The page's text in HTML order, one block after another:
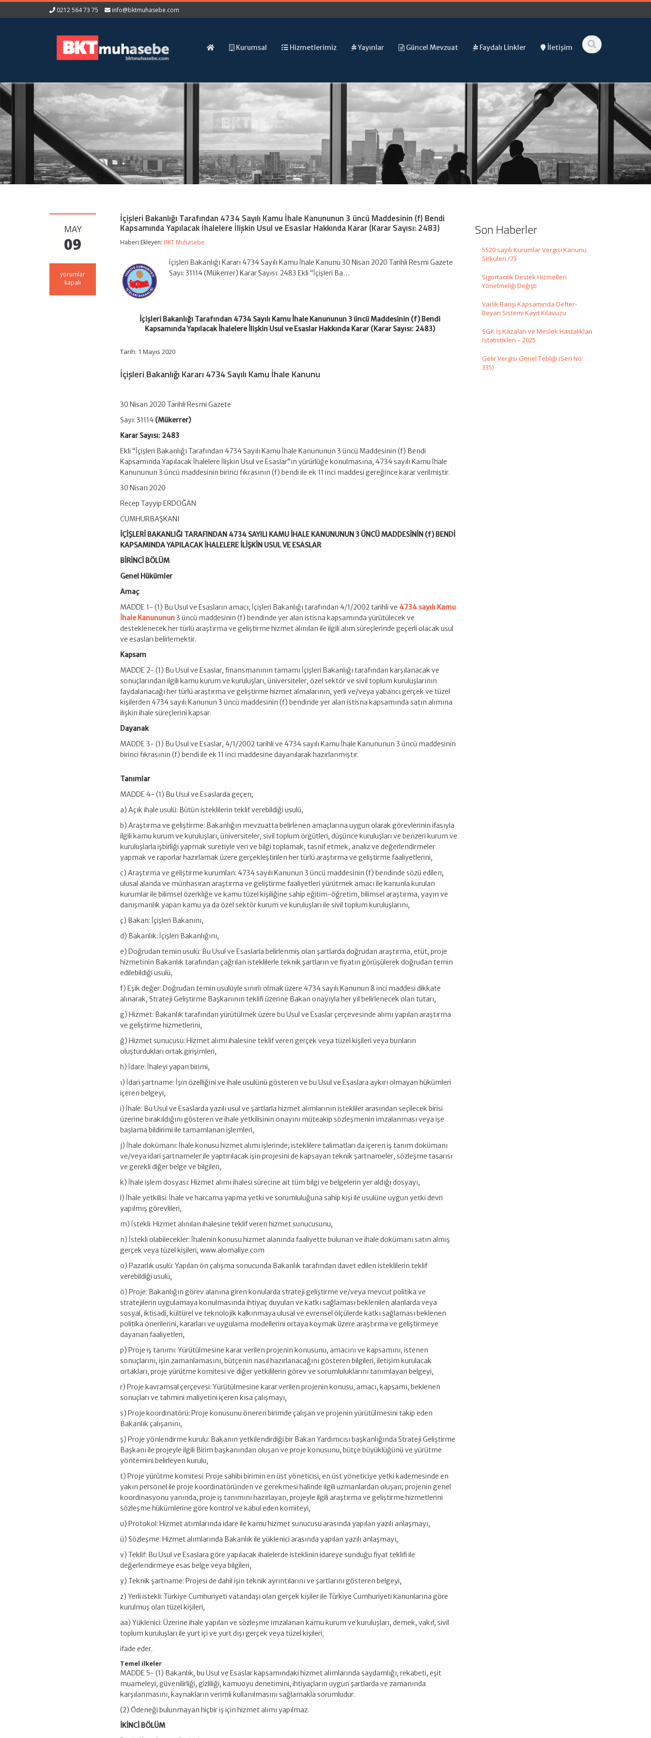
0212 564 73 75 info@bktmuhasebe.com
Kurumsal Hizmetlerimiz Yayınlar Güncel Mevzuat Faydalı Linkler İletişim
MAY
09
İçişleri
Bakanlığı
yorumlar
kapalı
İçişleri Bakanlığı Tarafından 4734 Sayılı Kamu İhale Kanununun 3 üncü Maddesinin (f) Bendi
Kapsamında Yapılacak İhalelere İlişkin Usul ve Esaslar Hakkında Karar (Karar Sayısı: 2483)
Haberi Ekleyen: BKT Muhasebe
İçişleri Bakanlığı Kararı 4734 Sayılı Kamu İhale Kanunu 30 Nisan 2020 Tarihli Resmi Gazete
Sayı: 31114 (Mükerrer) Karar Sayısı: 2483 Ekli “İçişleri Ba…
İçişleri Bakanlığı Tarafından 4734 Sayılı Kamu İhale Kanununun 3 üncü Maddesinin (f) Bendi
Kapsamında Yapılacak İhalelere İlişkin Usul ve Esaslar Hakkında Karar (Karar Sayısı: 2483)
Tarih: 1 Mayıs 2020
İçişleri Bakanlığı Kararı 4734 Sayılı Kamu İhale Kanunu
30 Nisan 2020 Tarihli Resmi Gazete
Sayı: 31114 (Mükerrer)
Karar Sayısı: 2483
Ekli “İçişleri Bakanlığı Tarafından 4734 Sayılı Kamu İhale Kanununun 3 üncü Maddesinin (f) Bendi
Kapsamında Yapılacak İhalelere İlişkin Usul ve Esaslar”ın yürürlüğe konulmasına, 4734 sayılı Kamu İhale
Kanununun 3 üncü maddesinin birinci fıkrasının (f) bendi ile ek 11 inci maddesi gereğince karar verilmiştir.
30 Nisan 2020
Recep Tayyip ERDOĞAN
CUMHURBAŞKANI
İÇİŞLERİ BAKANLIĞI TARAFINDAN 4734 SAYILI KAMU İHALE KANUNUNUN 3 ÜNCÜ MADDESİNİN (f) BENDİ
KAPSAMINDA YAPILACAK İHALELERE İLİŞKİN USUL VE ESASLAR
BİRİNCİ BÖLÜM
Genel Hükümler
Amaç
MADDE 1- (1) Bu Usul ve Esasların amacı; İçişleri Bakanlığı tarafından 4/1/2002 tarihli ve 4734 sayılı Kamu
İhale Kanununun3 üncü maddesinin (f) bendinde yer alan istisna kapsamında yürütülecek ve
desteklenecek her türlü araştırma ve geliştirme hizmet alınılan ile ilgili alım süreçlerinde geçerli olacak usul
ve esasları belirlemektir.
Kapsam
MADDE 2- (1) Bu Usul ve Esaslar, finansmanının tamamı İçişleri Bakanlığı tarafından karşılanacak ve
sonuçlarından ilgili kamu kurum ve kuruluşları, üniversiteler, özel sektör ve sivil toplum kuruluşlarının
faydalanacağı her türlü araştırma ve geliştirme hizmet almalarının, yerli ve/veya yabancı gerçek ve tüzel
kişilerden 4734 sayılı Kanunun 3 üncü maddesinin (f) bendinde yer alan istisna kapsamında satın alımına
ilişkin ihale süreçlerini kapsar.
Dayanak
MADDE 3- (1) Bu Usul ve Esaslar, 4/1/2002 tarihli ve 4734 sayılı Kamu İhale Kanununun 3 üncü maddesinin
birinci fıkrasının (f) bendi ile ek 11 inci maddesine dayanılarak hazırlanmıştır.
Tanımlar
MADDE 4- (1) Bu Usul ve Esaslarda geçen;
a) Açık ihale usulü: Bütün isteklilerin teklif verebildiği usulü,
b) Araştırma ve geliştirme: Bakanlığın mevzuatta belirlenen amaçlarına uygun olarak görevlerinin ifasıyla
ilgili kamu kurum ve kuruluşları, üniversiteler, sivil toplum örgütleri, düşünce kuruluşları ve benzeri kurum ve
kuruluşlarla işbirliği yapmak suretiyle veri ve bilgi toplamak, tasnif etmek, analiz ve değerlendirmeler
yapmak ve raporlar hazırlamak üzere gerçekleştirilen her türlü araştırma ve geliştirme faaliyetlerini,
c) Araştırma ve geliştirme kurumlan: 4734 sayılı Kanunun 3 üncü maddesinin (f) bendinde sözü edilen;
ulusal alanda ve münhasıran araştırma ve geliştirme faaliyetleri yürütmek amacı ile kanunla kurulan
kurumlar ile bilimsel özerkliğe ve kamu tüzel kişiliğine sahip eğitim-öğretim, bilimsel araştırma, yayın ve
danışmanlık yapan kamu ya da özel sektör kurum ve kuruluşları ile sivil toplum kuruluşlarını,
ç) Bakan: İçişleri Bakanını,
d) Bakanlık: İçişleri Bakanlığını,
e) Doğrudan temin usulü: Bu Usul ve Esaslarla belirlenmiş olan şartlarda doğrudan araştırma, etüt, proje
hizmetinin Bakanlık tarafından çağrılan isteklilerle teknik şartların ve fiyatın görüşülerek doğrudan temin
edilebildiği usulü,
f) Eşik değer: Doğrudan temin usulüyle sınırlı olmak üzere 4734 sayılı Kanunun 8 inci maddesi dikkate
alınarak, Strateji Geliştirme Başkanının teklifi üzerine Bakan onayıyla her yıl belirlenecek olan tutarı,
g) Hizmet: Bakanlık tarafından yürütülmek üzere bu Usul ve Esaslar çerçevesinde alımı yapılan araştırma
ve geliştirme hizmetlerini,
ğ) Hizmet sunucusu: Hizmet alımı ihalesine teklif veren gerçek veya tüzel kişileri veya bunların
oluşturdukları ortak girişimleri,
h) İdare: İhaleyi yapan birimi,
ı) İdari şartname: İşin özelliğini ve ihale usulünü gösteren ve bu Usul ve Esaslara aykırı olmayan hükümleri
içeren belgeyi,
i) İhale: Bu Usul ve Esaslarda yazılı usul ve şartlarla hizmet alımlarının istekliler arasından seçilecek birisi
üzerine bırakıldığını gösteren ve ihale yetkilisinin onayını müteakip sözleşmenin imzalanması veya işe
başlama bildirimi ile tamamlanan işlemleri,
j) İhale dokümanı: İhale konusu hizmet alımı işlerinde; isteklilere talimatları da içeren iş tanım dokümanı
ve/veya idari şartnameler ile yaptırılacak işin projesini de kapsayan teknik şartnameler, sözleşme tasarısı
ve gerekli diğer belge ve bilgileri,
k) İhale işlem dosyası: Hizmet alımı ihalesi sürecine ait tüm bilgi ve belgelerin yer aldığı dosyayı,
l) İhale yetkilisi: İhale ve harcama yapma yetki ve sorumluluğuna sahip kişi ile usulüne uygun yetki devri
yapılmış görevlileri,
m) İstekli: Hizmet alınılan ihalesine teklif veren hizmet sunucusunu,
n) İstekli olabilecekler: İhalenin konusu hizmet alanında faaliyette bulunan ve ihale dokümanı satın almış
gerçek veya tüzel kişileri, www.alomaliye.com
o) Pazarlık usulü: Yapılan ön çalışma sonucunda Bakanlık tarafından davet edilen isteklilerin teklif
verebildiği usulü,
ö) Proje: Bakanlığın görev alanına giren konularda strateji geliştirme ve/veya mevcut politika ve
stratejilerin uygulamaya konulmasında ihtiyaç duyulan ve katkı sağlaması beklenilen alanlarda veya
sosyal, iktisadi, kültürel ve teknolojik kalkınmaya ulusal ve evrensel ölçülerde katkı sağlaması beklenen
politika önerilerini, kararları ve uygulama modellerini ortaya koymak üzere araştırma ve geliştirmeye
dayanan faaliyetleri,
p) Proje iş tanımı: Yürütülmesine karar verilen projenin konusunu, amacını ve kapsamını, istenen
sonuçlarını, işin zamanlamasını, bütçenin nasıl hazırlanacağını gösteren bilgileri, iletişim kurulacak
ortakları, proje yürütme komitesi ve diğer yetkililerin görev ve sorumluluklarını tanımlayan belgeyi,
r) Proje kavramsal çerçevesi: Yürütülmesine karar verilen projenin konusu, amacı, kapsamı, beklenen
sonuçları ve tahmini maliyetini içeren kısa çalışmayı,
s) Proje koordinatörü: Proje konusunu öneren birimde çalışan ve projenin yürütülmesini takip eden
Bakanlık çalışanını,
ş) Proje yönlendirme kurulu: Bakanın yetkilendirdiği bir Bakan Yardımcısı başkanlığında Strateji Geliştirme
Başkanı ile projeyle ilgili Birim başkanından oluşan ve proje konusunu, bütçe büyüklüğünü ve yürütme
yöntemini belirleyen kurulu,
t) Proje yürütme komitesi: Proje sahibi birimin en üst yöneticisi, en üst yöneticiye yetki kademesinde en
yakın personel ile proje koordinatöründen ve gerekmesi halinde ilgili uzmanlardan oluşan; projenin genel
koordinasyonu yanında, proje iş tanımını hazırlayan, projeyle ilgili araştırma ve geliştirme hizmetlerini
sözleşme hükümlerine göre kontrol ve kabul eden komiteyi,
u) Protokol: Hizmet atımlarında idare ile kamu hizmet sunucusu arasında yapılan yazılı anlaşmayı,
ü) Sözleşme: Hizmet alımlarında Bakanlık ile yüklenici arasında yapılan yazılı anlaşmayı,
v) Teklif: Bu Usul ve Esaslara göre yapılacak ihalelerde isteklinin idareye sunduğu fiyat teklifi ile
değerlendirmeye esas belge veya bilgileri,
y) Teknik şartname: Projesi de dahil işin teknik ayrıntılarını ve şartlarını gösteren belgeyi,
z) Yerli istekli: Türkiye Cumhuriyeti vatandaşı olan gerçek kişiler ile Türkiye Cumhuriyeti kanunlarına göre
kurulmuş olan tüzel kişileri,
aa) Yüklenici: Üzerine ihale yapılan ve sözleşme imzalanan kamu kurum ve kuruluşları, demek, vakıf, sivil
toplum kuruluşları ile yurt içi ve yurt dışı gerçek veya tüzel kişileri,
ifade eder.
Temel ilkeler
MADDE 5- (1) Bakanlık, bu Usul ve Esaslar kapsamındaki hizmet alımlarında saydamlığı, rekabeti, eşit
muameleyi, güvenilirliği, gizliliği, kamuoyu denetimini, ihtiyaçların uygun şartlarda ve zamanında
karşılanmasını, kaynakların verimli kullanılmasını sağlamakla sorumludur.
(2) Ödeneği bulunmayan hiçbir iş için hizmet alımı yapılmaz.
İKİNCİ BÖLÜM
Son Haberler
5520 sayılı Kurumlar Vergisi Kanunu
Sirküleri /73
Sigortacılık Destek Hizmetleri
Yönetmeliği Değişti
Varlık Barışı Kapsamında Defter-
Beyan Sistemi Kayıt Kılavuzu
SGK İş Kazaları ve Meslek Hastalıkları
İstatistikleri – 2025
Gelir Vergisi Genel Tebliği (Seri No:
335)